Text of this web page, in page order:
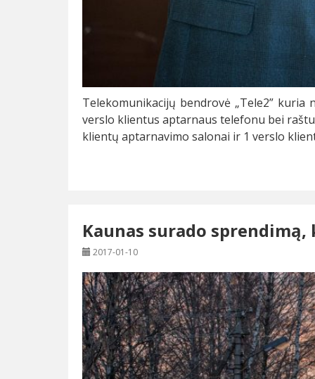
Telekomunikacijų bendrovė „Tele2”
verslo klientus aptarnaus telefonu bei
klientų aptarnavimo salonai ir 1 verslo
Kaunas surado
2017-01-10